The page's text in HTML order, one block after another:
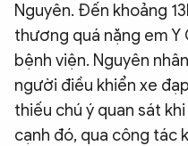
Nguyên. Đến khoảng
thương quá nặng em Y
bệnh viện. Nguyên
người điều khiển xe
thiếu chú ý quan sát
cạnh đó, qua công tác